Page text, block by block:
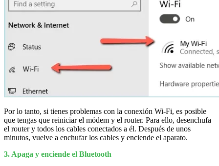
Por lo tanto, si tienes problemas con la conexión Wi-Fi, es posible
que tengas que reiniciar el módem y el router. Para ello, desenchufa
el router y todos los cables conectados a él. Después de unos
minutos, vuelve a enchufar los cables y enciende el aparato.
3. Apaga y enciende el Bluetooth